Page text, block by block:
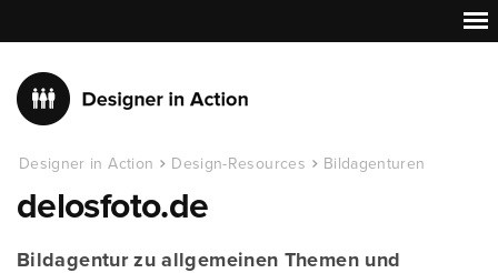
Designer in Action Design-Resources Bildagenturen
delosfoto.de
Bildagentur zu allgemeinen Themen und